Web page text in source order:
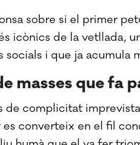
sobre si el primer
icònics de la vetllada,
socials i que ja acumula
masses que fa
de complicitat
converteix en el fil